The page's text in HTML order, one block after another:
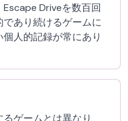
Driveを数百回
あり続けるゲームに
人的記録が常にあり
ゲームとは異なり、